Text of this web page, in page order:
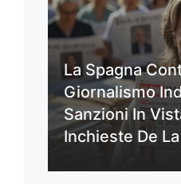
La Spagna
Giornalismo
Sanzioni In
Inchieste De